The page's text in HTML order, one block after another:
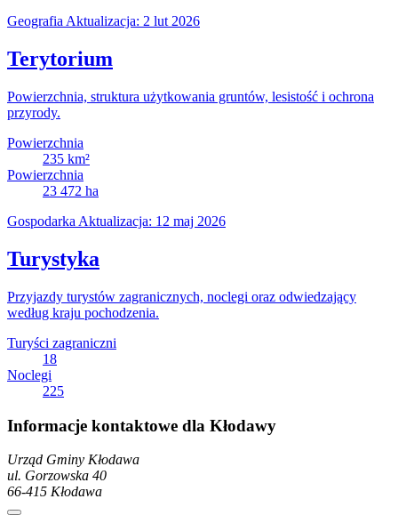
Geografia Aktualizacja: 2 lut 2026
Terytorium
Powierzchnia, struktura użytkowania gruntów, lesistość i ochrona
przyrody.
Powierzchnia
235 km²
Powierzchnia
23 472 ha
Gospodarka Aktualizacja: 12 maj 2026
Turystyka
Przyjazdy turystów zagranicznych, noclegi oraz odwiedzający
według kraju pochodzenia.
Turyści zagraniczni
18
Noclegi
225
Informacje kontaktowe dla Kłodawy
Urząd Gminy Kłodawa
ul. Gorzowska 40
66-415 Kłodawa